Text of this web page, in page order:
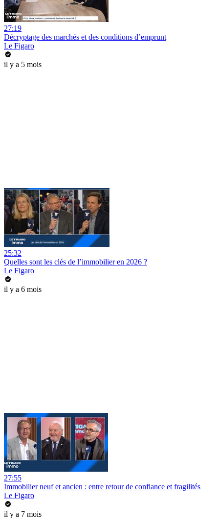
27:19
Décryptage des marchés et des conditions d’emprunt
Le Figaro
il y a 5 mois
25:32
Quelles sont les clés de l’immobilier en 2026 ?
Le Figaro
il y a 6 mois
27:55
Immobilier neuf et ancien : entre retour de confiance et fragilités
Le Figaro
il y a 7 mois